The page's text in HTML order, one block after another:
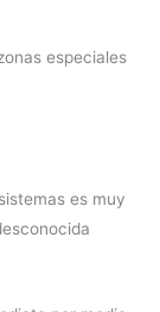
especiales
es muy